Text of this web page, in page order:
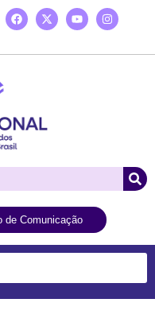
de Comunicação